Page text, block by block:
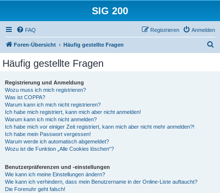
SIG 200
FAQ Anmelden
Registrieren
Foren-Übersicht Häufig gestellte Fragen
Häufig gestellte Fragen
Registrierung und Anmeldung
Wozu muss ich mich registrieren?
Was ist COPPA?
Warum kann ich mich nicht registrieren?
Ich habe mich registriert, kann mich aber nicht anmelden!
Warum kann ich mich nicht anmelden?
Ich habe mich vor einiger Zeit registriert, kann mich aber nicht mehr anmelden?!
Ich habe mein Passwort vergessen!
Warum werde ich automatisch abgemeldet?
Wozu ist die Funktion „Alle Cookies löschen“?
Benutzerpräferenzen und -einstellungen
Wie kann ich meine Einstellungen ändern?
Wie kann ich verhindern, dass mein Benutzername in der Online-Liste auftaucht?
Die Forenuhr geht falsch!